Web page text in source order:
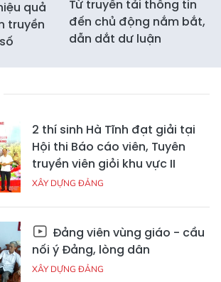
quả
truyền
Từ truyền tải thông tin
đến chủ động nắm bắt,
dẫn dắt dư luận
2 thí sinh Hà Tĩnh đạt giải tại
Hội thi Báo cáo viên, Tuyên
truyền viên giỏi khu vực II
XÂY DỰNG ĐẢNG
Đảng viên vùng giáo - cầu
nối ý Đảng, lòng dân
XÂY DỰNG ĐẢNG